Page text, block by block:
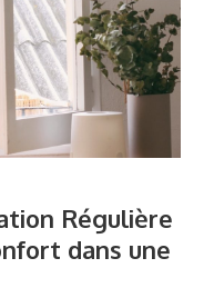
Régulière
dans une